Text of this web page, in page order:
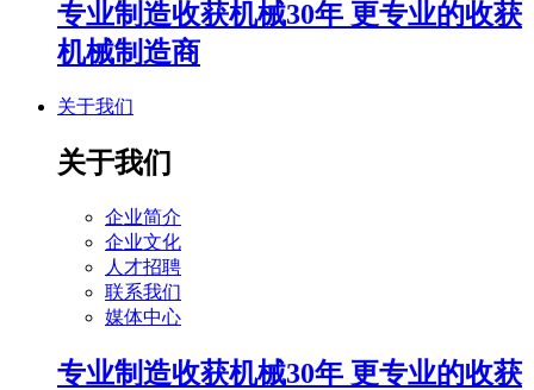
专业制造收获机械30年 更专业的收获
机械制造商
关于我们
关于我们
企业简介
企业文化
人才招聘
联系我们
媒体中心
专业制造收获机械30年 更专业的收获